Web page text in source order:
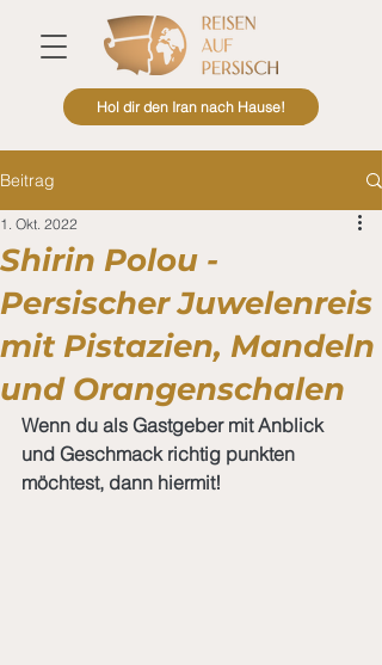
Hol dir den Iran nach Hause!
Beitrag
Shirin Polou -
Persischer Juwelenreis
mit Pistazien, Mandeln
und Orangenschalen
1. Okt. 2022
Wenn du als Gastgeber mit Anblick
und Geschmack richtig punkten
möchtest, dann hiermit!